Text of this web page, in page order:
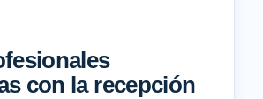
con la recepción